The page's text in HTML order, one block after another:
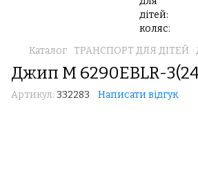
Каталог ТРАНСПОРТ ДЛЯ ДІТЕЙ
Джип M 6290EBLR-
Артикул: 332283 Написати відгук